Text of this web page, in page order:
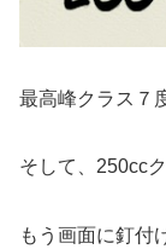
最高峰クラス７
そして、250ccク
もう画面に釘付